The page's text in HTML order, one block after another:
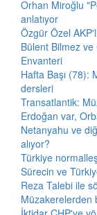
Orhan Miroğlu
anlatıyor
Özgür Özel
Bülent Bilmez ve
Envanteri
Hafta Başı (78):
dersleri
Transatlantik:
Erdoğan var,
Netanyahu ve
alıyor?
Türkiye
Sürecin ve
Reza Talebi ile
Müzakerelerden